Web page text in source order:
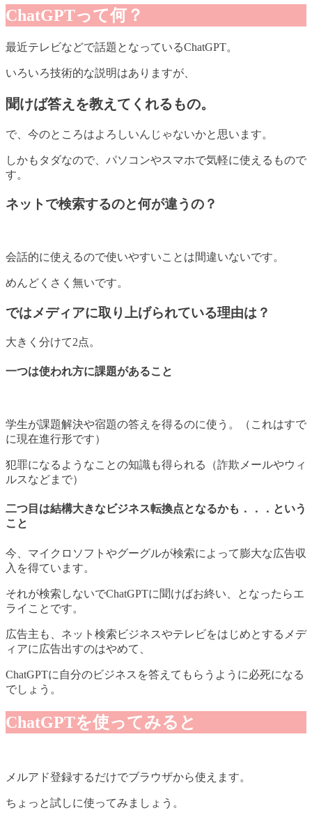
ChatGPTって何？
最近テレビなどで話題となっているChatGPT。
いろいろ技術的な説明はありますが、
聞けば答えを教えてくれるもの。
で、今のところはよろしいんじゃないかと思います。
しかもタダなので、パソコンやスマホで気軽に使えるもので
す。
ネットで検索するのと何が違うの？
会話的に使えるので使いやすいことは間違いないです。
めんどくさく無いです。
ではメディアに取り上げられている理由は？
大きく分けて2点。
一つは使われ方に課題があること
学生が課題解決や宿題の答えを得るのに使う。（これはすで
に現在進行形です）
犯罪になるようなことの知識も得られる（詐欺メールやウィ
ルスなどまで）
二つ目は結構大きなビジネス転換点となるかも．．．という
こと
今、マイクロソフトやグーグルが検索によって膨大な広告収
入を得ています。
それが検索しないでChatGPTに聞けばお終い、となったらエ
ライことです。
広告主も、ネット検索ビジネスやテレビをはじめとするメデ
ィアに広告出すのはやめて、
ChatGPTに自分のビジネスを答えてもらうように必死になる
でしょう。
ChatGPTを使ってみると
メルアド登録するだけでブラウザから使えます。
ちょっと試しに使ってみましょう。